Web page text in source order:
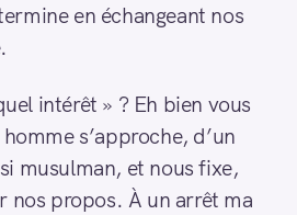
en échangeant nos
intérêt » ? Eh bien vous
s’approche, d’un
musulman, et nous fixe,
nos propos. À un arrêt ma